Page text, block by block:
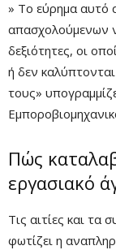
» Το εύρημα αυτό
απασχολούμενων
δεξιότητες, οι
ή δεν
τους»
Πώς
εργασιακό
Τις αιτίες και τα
φωτίζει η